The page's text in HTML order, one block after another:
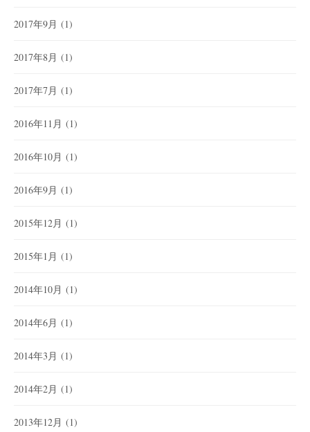
2017年9月 (1)
2017年8月 (1)
2017年7月 (1)
2016年11月 (1)
2016年10月 (1)
2016年9月 (1)
2015年12月 (1)
2015年1月 (1)
2014年10月 (1)
2014年6月 (1)
2014年3月 (1)
2014年2月 (1)
2013年12月 (1)